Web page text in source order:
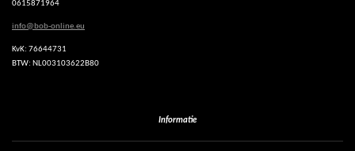
0615871964
info@bob-online.eu
KvK: 76644731
BTW: NL003103622B80
Informatie